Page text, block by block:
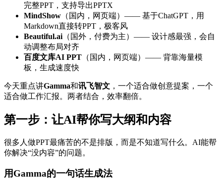
完整PPT，支持导出PPTX
MindShow （国内，网页端）—— 基于ChatGPT，用
Markdown直接转PPT，极客风
Beautiful.ai （国外，付费为主）—— 设计感最强，会自
动调整布局对齐
百度文库AI PPT （国内，网页端）—— 背靠海量模
板，生成速度快
今天重点讲Gamma和讯飞智文 ，一个适合做创意提案，一个
适合做工作汇报。两者结合，效率翻倍。
第一步：让AI帮你写大纲和内容
很多人做PPT最痛苦的不是排版，而是不知道写什么。AI能帮
你解决“没内容”的问题。
用Gamma的一句话生成法